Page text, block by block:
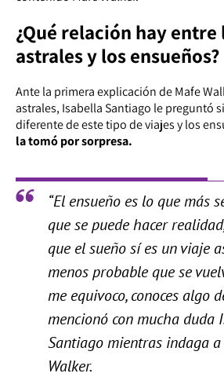
¿Qué relación hay entre
astrales y los ensueños?
Ante la primera explicación de Mafe
astrales, Isabella Santiago le preguntó
diferente de este tipo de viajes y los
la tomó por sorpresa.
“El ensueño es lo que más
que se puede hacer
que el sueño sí es un viaje
menos probable que se
me equivoco, conoces algo
mencionó con mucha duda
Santiago mientras indaga
Walker.